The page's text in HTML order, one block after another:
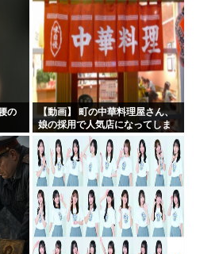
の
【動画】 町の中華料理屋さん、
娘の採用で人気店になってしま
う